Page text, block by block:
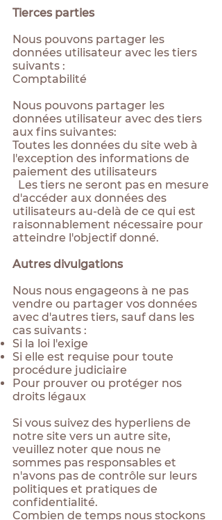
Tierces parties
Nous pouvons partager les
données utilisateur avec les tiers
suivants :
Comptabilité
Nous pouvons partager les
données utilisateur avec des tiers
aux fins suivantes:
Toutes les données du site web à
l'exception des informations de
paiement des utilisateurs
Les tiers ne seront pas en mesure
d'accéder aux données des
utilisateurs au-delà de ce qui est
raisonnablement nécessaire pour
atteindre l'objectif donné.
Autres divulgations
Nous nous engageons à ne pas
vendre ou partager vos données
avec d'autres tiers, sauf dans les
cas suivants :
Si la loi l'exige
Si elle est requise pour toute
procédure judiciaire
Pour prouver ou protéger nos
droits légaux
Si vous suivez des hyperliens de
notre site vers un autre site,
veuillez noter que nous ne
sommes pas responsables et
n'avons pas de contrôle sur leurs
politiques et pratiques de
confidentialité.
Combien de temps nous stockons